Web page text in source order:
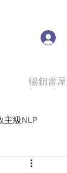
暢銷書屋
主級NLP